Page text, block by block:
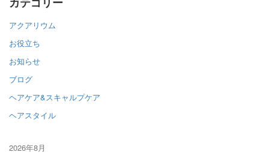
アクアリウム
お役立ち
お知らせ
ブログ
ヘアケア&スキャルプケア
ヘアスタイル
2026年8月